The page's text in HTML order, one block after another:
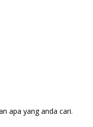
apa yang anda cari.